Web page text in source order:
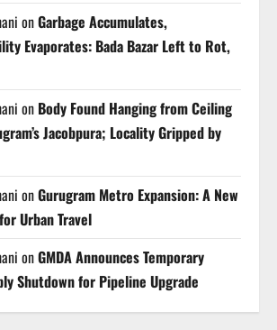
onGarbage Accumulates,
Evaporates: Bada Bazar Left to Rot,
on Body Found Hanging from Ceiling
Jacobpura; Locality Gripped by
onGurugram Metro Expansion: A New
Urban Travel
onGMDA Announces Temporary
Shutdown for Pipeline Upgrade